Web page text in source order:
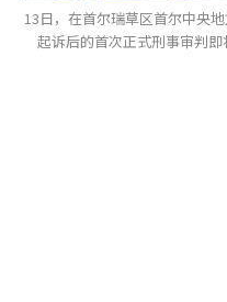
13日，在首尔瑞草区首尔中央
起诉后的首次正式刑事审判即